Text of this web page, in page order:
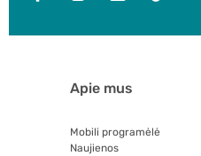
Apie mus
Mobili programėlė
Naujienos